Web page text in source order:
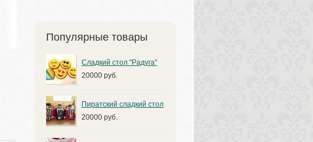
Популярные товары
Сладкий стол "Радуга"
20000 руб.
Пиратский сладкий стол
20000 руб.